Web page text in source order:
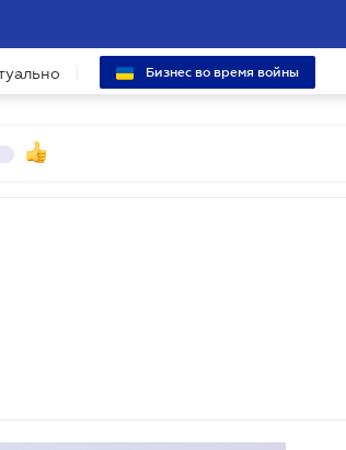
Бизнес во время войны